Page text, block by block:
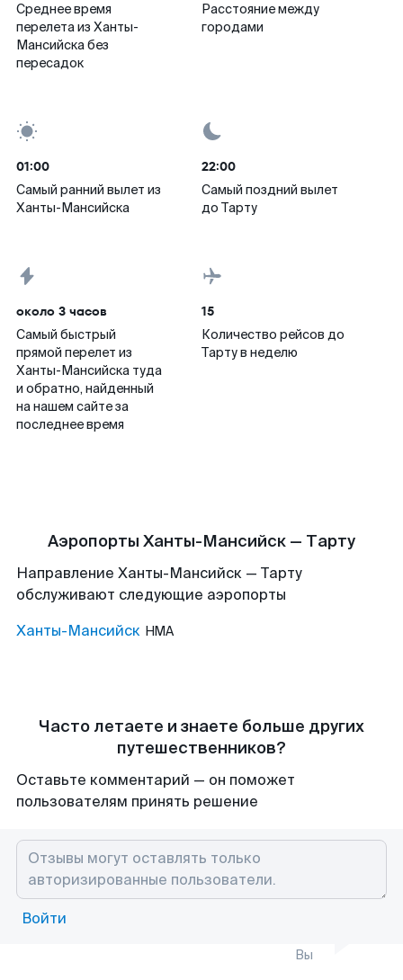
Среднее время
перелета из Ханты-
Мансийска без
пересадок
Расстояние между
городами
01:00
Самый ранний вылет из
Ханты-Мансийска
22:00
Самый поздний вылет
до Тарту
около 3 часов
Самый быстрый
прямой перелет из
Ханты-Мансийска туда
и обратно, найденный
на нашем сайте за
последнее время
15
Количество рейсов до
Тарту в неделю
Аэропорты Ханты-Мансийск — Тарту
Направление Ханты-Мансийск — Тарту
обслуживают следующие аэропорты
Ханты-Мансийск HMA
Часто летаете и знаете больше других
путешественников?
Оставьте комментарий — он поможет
пользователям принять решение
Войти
Вы